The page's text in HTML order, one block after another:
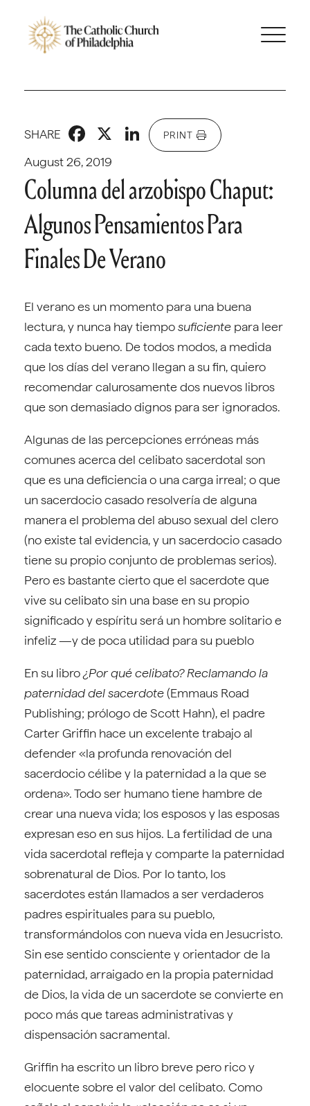
August 26, 2019
SHARE Facebook
X LinkedIn
PRINT
Columna del arzobispo Chaput:
Algunos Pensamientos Para
Finales De Verano
El verano es un momento para una buena
lectura, y nunca hay tiemposuficiente para leer
cada texto bueno. De todos modos, a medida
que los días del verano llegan a su fin, quiero
recomendar calurosamente dos nuevos libros
que son demasiado dignos para ser ignorados.
Algunas de las percepciones erróneas más
comunes acerca del celibato sacerdotal son
que es una deficiencia o una carga irreal; o que
un sacerdocio casado resolvería de alguna
manera el problema del abuso sexual del clero
(no existe tal evidencia, y un sacerdocio casado
tiene su propio conjunto de problemas serios).
Pero es bastante cierto que el sacerdote que
vive su celibato sin una base en su propio
significado y espíritu será un hombre solitario e
infeliz —y de poca utilidad para su pueblo
En su libro¿Por qué celibato? Reclamando la
paternidad del sacerdote(Emmaus Road
Publishing; prólogo de Scott Hahn), el padre
Carter Griffin hace un excelente trabajo al
defender «la profunda renovación del
sacerdocio célibe y la paternidad a la que se
ordena». Todo ser humano tiene hambre de
crear una nueva vida; los esposos y las esposas
expresan eso en sus hijos. La fertilidad de una
vida sacerdotal refleja y comparte la paternidad
sobrenatural de Dios. Por lo tanto, los
sacerdotes están llamados a ser verdaderos
padres espirituales para su pueblo,
transformándolos con nueva vida en Jesucristo.
Sin ese sentido consciente y orientador de la
paternidad, arraigado en la propia paternidad
de Dios, la vida de un sacerdote se convierte en
poco más que tareas administrativas y
dispensación sacramental.
Griffin ha escrito un libro breve pero rico y
elocuente sobre el valor del celibato. Como